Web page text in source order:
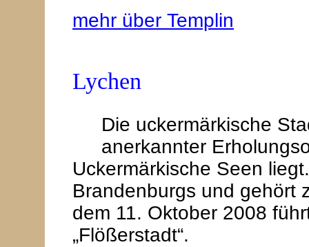
mehr über Templin
Lychen
Die uckermärkische
anerkannter
Uckermärkische Seen
Brandenburgs und gehört
dem 11. Oktober 2008
„Flößerstadt“.